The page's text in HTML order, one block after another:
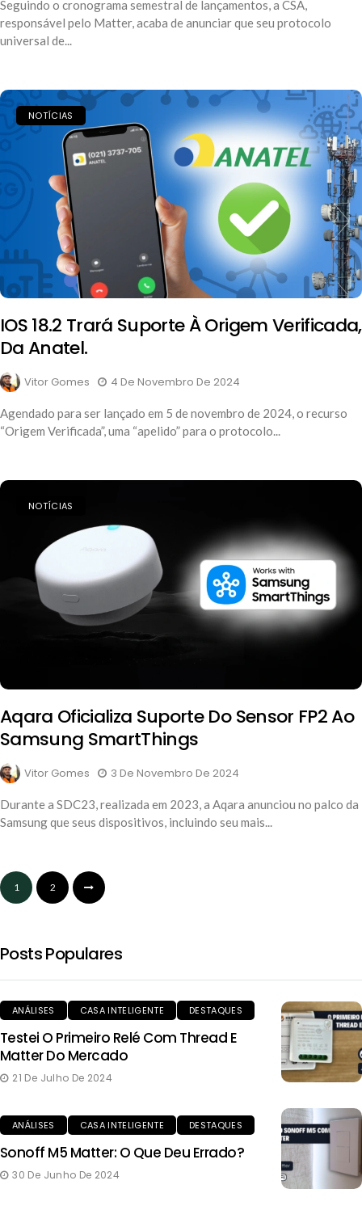
Seguindo o cronograma semestral de lançamentos, a CSA,
responsável pelo Matter, acaba de anunciar que seu protocolo
universal de...
NOTÍCIAS
IOS 18.2 Trará Suporte À Origem Verificada,
Da Anatel.
Vitor Gomes 4 De Novembro De 2024
Agendado para ser lançado em 5 de novembro de 2024, o recurso
“Origem Verificada”, uma “apelido” para o protocolo...
NOTÍCIAS
Aqara Oficializa Suporte Do Sensor FP2 Ao
Samsung SmartThings
Vitor Gomes 3 De Novembro De 2024
Durante a SDC23, realizada em 2023, a Aqara anunciou no palco da
Samsung que seus dispositivos, incluindo seu mais...
1 2
Posts Populares
ANÁLISES CASA INTELIGENTE DESTAQUES
Testei O Primeiro Relé Com Thread E
Matter Do Mercado
21 De Julho De 2024
ANÁLISES CASA INTELIGENTE DESTAQUES
Sonoff M5 Matter: O Que Deu Errado?
30 De Junho De 2024